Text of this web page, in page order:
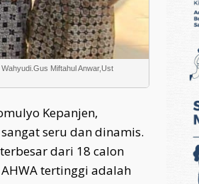
Miftahul Anwar,Ust
Kepanjen,
seru dan dinamis.
dari 18 calon
tertinggi adalah